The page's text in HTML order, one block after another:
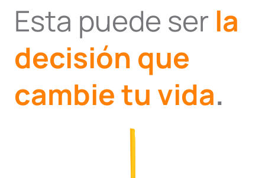
Esta puede ser la
decisión que
cambie tu vida.